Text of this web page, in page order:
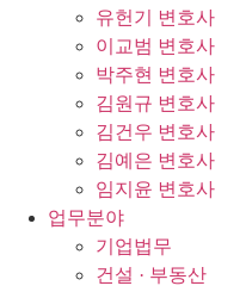
유헌기 변호사
이교범 변호사
박주현 변호사
김원규 변호사
김건우 변호사
김예은 변호사
임지윤 변호사
업무분야
기업법무
건설 · 부동산